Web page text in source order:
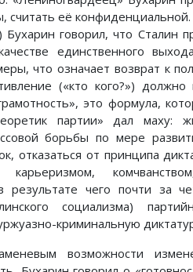
считать её
Бухарин говорил, что Сталин
единственного
что означает возврат к
(«кто кого?»)
это формула,
партии» дал маху:
борьбы по мере
отказаться от принципа
карьеризмом,
результате чего почти за
социализма)
криминальную
возможности